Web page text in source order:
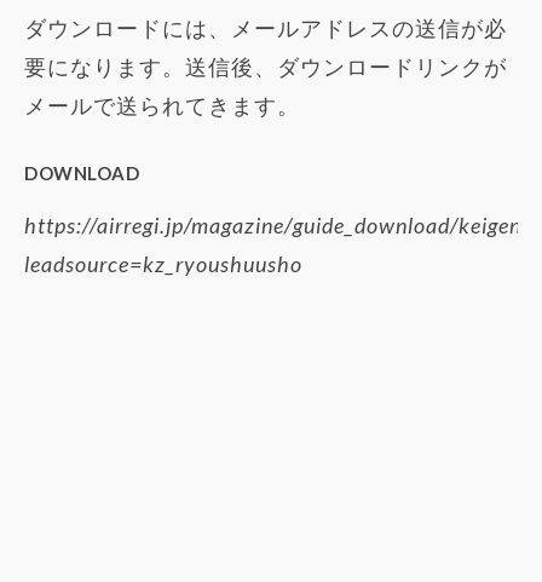
ダウンロードには、メールアドレスの送信が必
要になります。送信後、ダウンロードリンクが
メールで送られてきます。
DOWNLOAD
https://airregi.jp/magazine/guide_download/
leadsource=kz_ryoushuusho